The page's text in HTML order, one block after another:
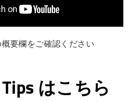
要欄をご確認ください
はこちら